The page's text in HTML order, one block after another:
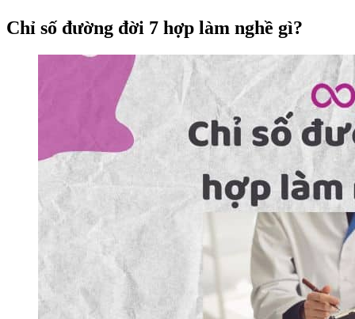
Chỉ số đường đời 7 hợp làm nghề gì?